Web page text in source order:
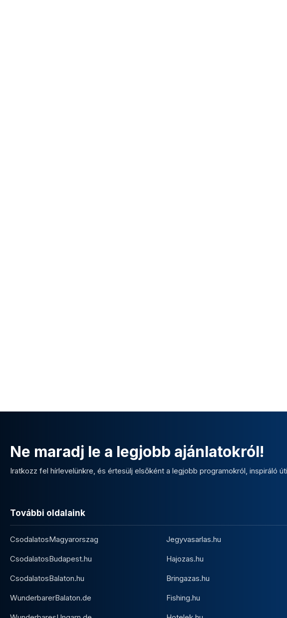
Ne maradj le a legjobb ajánlatokról!
Iratkozz fel hírlevelünkre, és értesülj elsőként a legjobb programokról, inspiráló
További oldalaink
CsodalatosMagyarorszag
CsodalatosBudapest.hu
CsodalatosBalaton.hu
WunderbarerBalaton.de
Jegyvasarlas.hu
Hajozas.hu
Bringazas.hu
Fishing.hu